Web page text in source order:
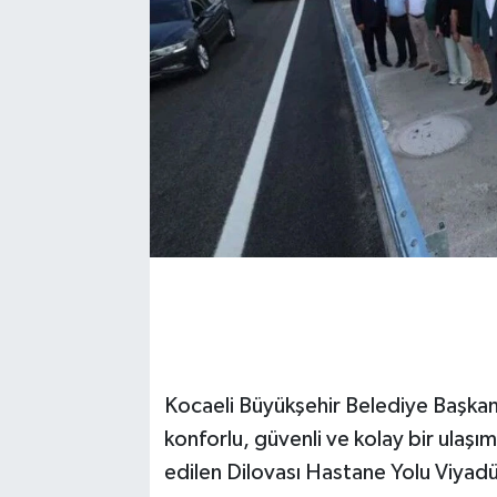
Kocaeli Büyükşehir Belediye
konforlu, güvenli ve kolay bir
edilen Dilovası Hastane Yolu